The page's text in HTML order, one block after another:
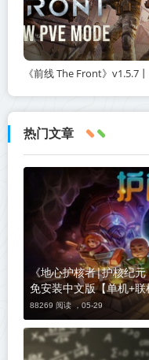
热门文章
《地心护核者|护核纪
免安装中文版【单机+
88269 阅读 ，05-29